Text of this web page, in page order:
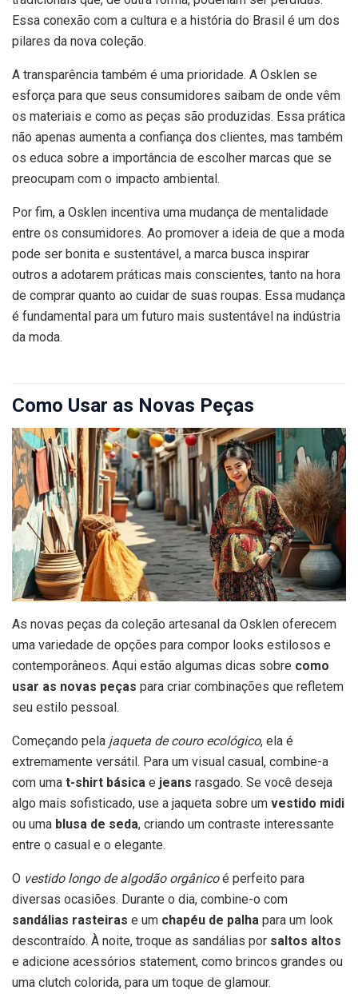
Essa conexão com a cultura e a história do Brasil é um dos
pilares da nova coleção.
A transparência também é uma prioridade. A Osklen se
esforça para que seus consumidores saibam de onde vêm
os materiais e como as peças são produzidas. Essa prática
não apenas aumenta a confiança dos clientes, mas também
os educa sobre a importância de escolher marcas que se
preocupam com o impacto ambiental.
Por fim, a Osklen incentiva uma mudança de mentalidade
entre os consumidores. Ao promover a ideia de que a moda
pode ser bonita e sustentável, a marca busca inspirar
outros a adotarem práticas mais conscientes, tanto na hora
de comprar quanto ao cuidar de suas roupas. Essa mudança
é fundamental para um futuro mais sustentável na indústria
da moda.
Como Usar as Novas Peças
As novas peças da coleção artesanal da Osklen oferecem
uma variedade de opções para compor looks estilosos e
contemporâneos. Aqui estão algumas dicas sobre como
usar as novas peças para criar combinações que refletem
seu estilo pessoal.
Começando pela jaqueta de couro ecológico, ela é
extremamente versátil. Para um visual casual, combine-a
com uma t-shirt básica e jeans rasgado. Se você deseja
algo mais sofisticado, use a jaqueta sobre um vestido midi
ou uma blusa de seda, criando um contraste interessante
entre o casual e o elegante.
O vestido longo de algodão orgânicoé perfeito para
diversas ocasiões. Durante o dia, combine-o com
sandálias rasteiras e um chapéu de palha para um look
descontraído. À noite, troque as sandálias por saltos altos
e adicione acessórios statement, como brincos grandes ou
uma clutch colorida, para um toque de glamour.